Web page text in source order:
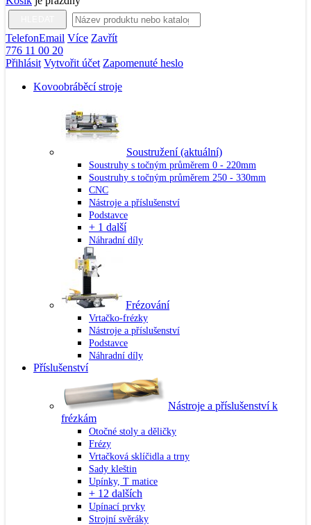
TelefonEmail Více Zavřít
776 11 00 20
Přihlásit Vytvořit účet Zapomenuté heslo
Kovoobráběcí stroje
Soustružení(aktuální)
Soustruhy s točným průměrem 0 - 220mm
Soustruhy s točným průměrem 250 - 330mm
CNC
Nástroje a příslušenství
Podstavce
+ 1 další
Náhradní díly
Frézování
Vrtačko-frézky
Nástroje a příslušenství
Podstavce
Náhradní díly
Příslušenství
Nástroje a příslušenství k
frézkám
Otočné stoly a děličky
Frézy
Vrtačková sklíčidla a trny
Sady kleštin
Upínky, T matice
+ 12 dalších
Upínací prvky
Strojní svěráky